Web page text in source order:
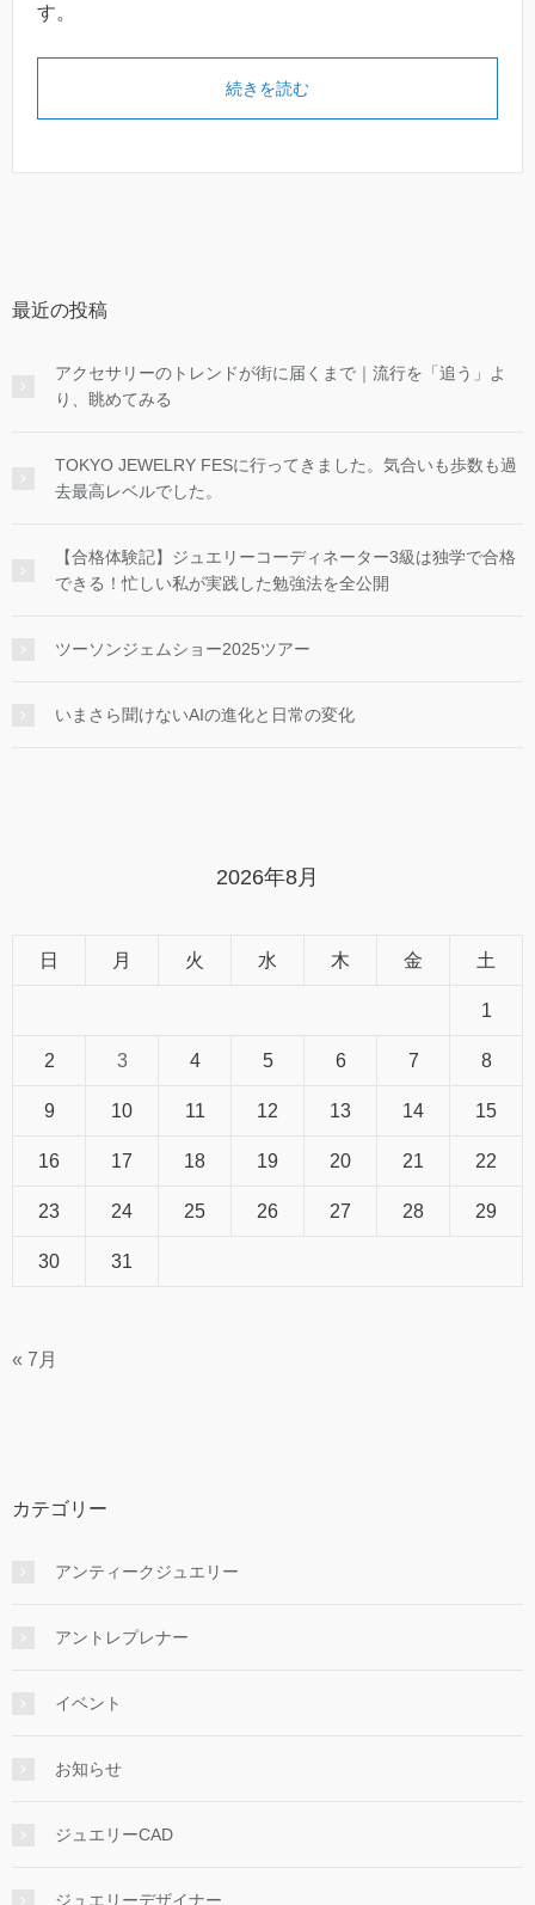
す。
続きを読む
最近の投稿
アクセサリーのトレンドが街に届くまで｜流行を「追う」よ
り、眺めてみる
TOKYO JEWELRY FESに行ってきました。気合いも歩数も過
去最高レベルでした。
【合格体験記】ジュエリーコーディネーター3級は独学で合格
できる！忙しい私が実践した勉強法を全公開
ツーソンジェムショー2025ツアー
いまさら聞けないAIの進化と日常の変化
2026年8月
日 月 火 水 木 金 土
1
2 3 4 5 6 7 8
9 10 11 12 13 14 15
16 17 18 19 20 21 22
23 24 25 26 27 28 29
30 31
« 7月
カテゴリー
アンティークジュエリー
アントレプレナー
イベント
お知らせ
ジュエリーCAD
ジュエリーデザイナー